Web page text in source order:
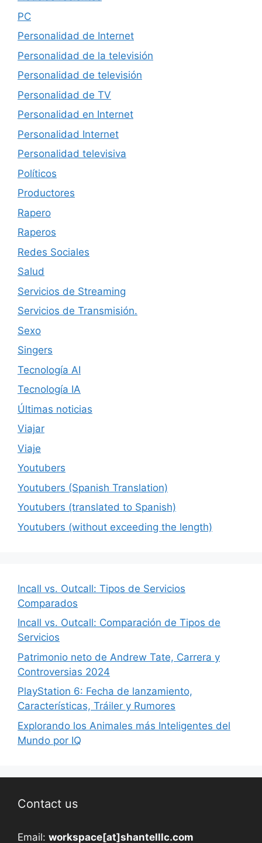
PC
Personalidad de Internet
Personalidad de la televisión
Personalidad de televisión
Personalidad de TV
Personalidad en Internet
Personalidad Internet
Personalidad televisiva
Políticos
Productores
Rapero
Raperos
Redes Sociales
Salud
Servicios de Streaming
Servicios de Transmisión.
Sexo
Singers
Tecnología AI
Tecnología IA
Últimas noticias
Viajar
Viaje
Youtubers
Youtubers (Spanish Translation)
Youtubers (translated to Spanish)
Youtubers (without exceeding the length)
Incall vs. Outcall: Tipos de Servicios
Comparados
Incall vs. Outcall: Comparación de Tipos de
Servicios
Patrimonio neto de Andrew Tate, Carrera y
Controversias 2024
PlayStation 6: Fecha de lanzamiento,
Características, Tráiler y Rumores
Explorando los Animales más Inteligentes del
Mundo por IQ
Contact us
Email: workspace[at]shantelllc.com